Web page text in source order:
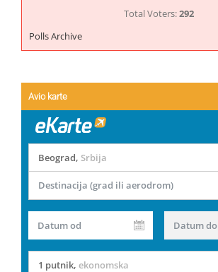
Total Voters:292
Polls Archive
Avio karte
Beograd, Srbija
Destinacija (grad ili aerodrom)
Datum od Datum do
1 putnik, ekonomska